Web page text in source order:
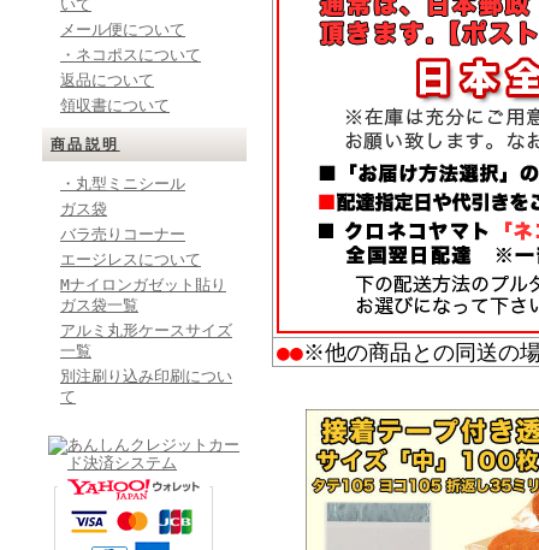
いて
メール便について
・ネコポスについて
返品について
領収書について
商品説明
・丸型ミニシール
ガス袋
バラ売りコーナー
エージレスについて
Mナイロンガゼット貼り
ガス袋一覧
アルミ丸形ケースサイズ
一覧
別注刷り込み印刷につい
て
●●※他の商品との同送の